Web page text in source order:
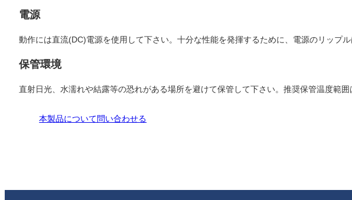
電源
動作には直流(DC)電源を使用して下さい。十分な性能を発揮するために、電源のリップ
保管環境
直射日光、水濡れや結露等の恐れがある場所を避けて保管して下さい。推奨保管温度範
本製品について問い合わせる